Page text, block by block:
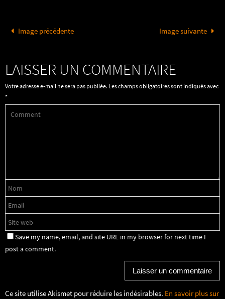
Image précédente Image suivante
LAISSER UN COMMENTAIRE
Votre adresse e-mail ne sera pas publiée. Les champs obligatoires sont indiqués avec
*
Save my name, email, and site URL in my browser for next time I
post a comment.
Ce site utilise Akismet pour réduire les indésirables. En savoir plus sur